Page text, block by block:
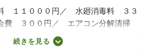
１１０００円／ 水廻消毒料 ３３
費 ３００円／ エアコン分解清掃
４時間管理費 １１００円／／保証会
普通借家０２年／二人入居可／子供可
続きを見る